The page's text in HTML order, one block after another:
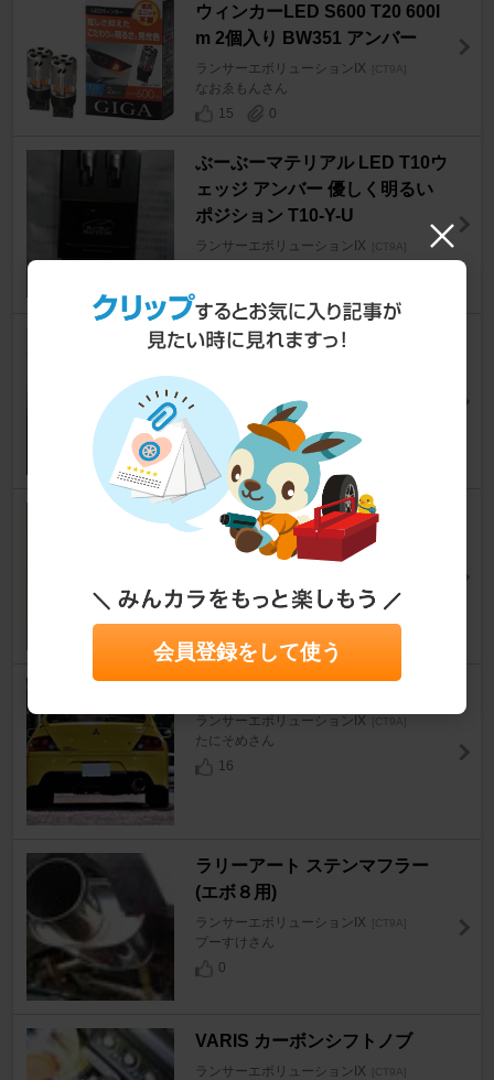
ウィンカーLED S600 T20 600l
m 2個入り BW351 アンバー
ランサーエボリューションIX [CT9A]
なおゑもんさん
15
0
ぶーぶーマテリアル LED T10ウ
ェッジ アンバー 優しく明るい
ポジション T10-Y-U
ランサーエボリューションIX [CT9A]
BELLE LiGHT T10 RED LED
ﾃﾞﾋﾞﾙｴﾝﾍﾟﾗｰさん
18
0
UNLIMITED WORKS スーパー
アウトレットセット
#くにさん
ランサーエボリューションIX [CT9A]
たにそめさん
16
ラリーアート ステンマフラー
(エボ８用)
ランサーエボリューションIX [CT9A]
プーすけさん
0
VARIS カーボンシフトノブ
ランサーエボリューションIX [CT9A]
会員登録をして使う